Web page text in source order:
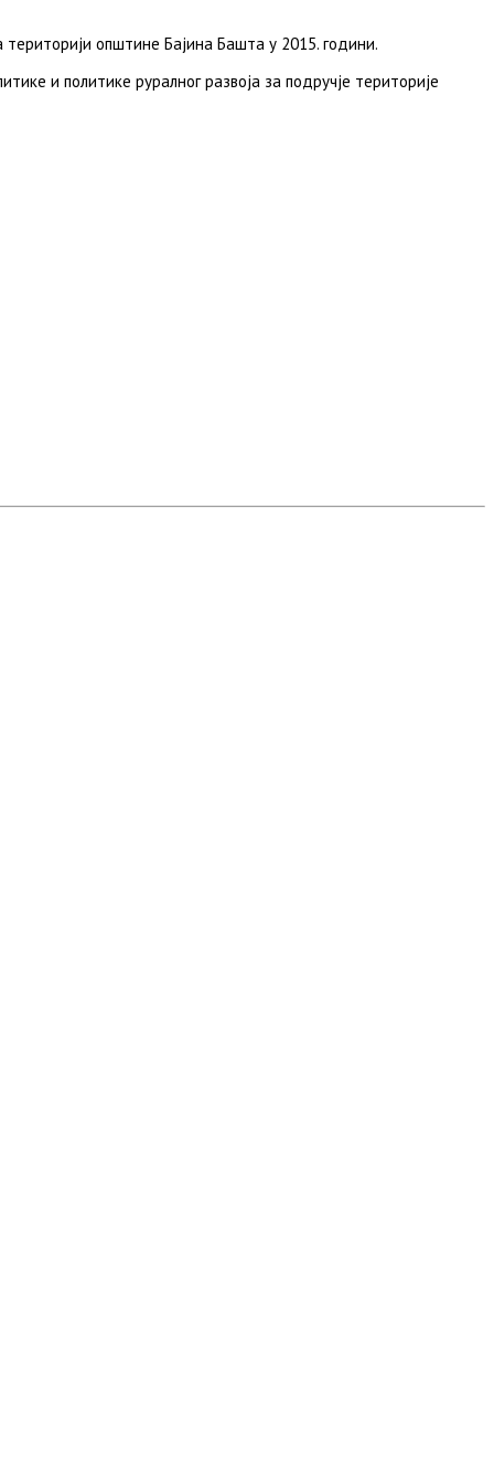
општине Бајина Башта у 2015. години.
и политике руралног развоја за подручје територије